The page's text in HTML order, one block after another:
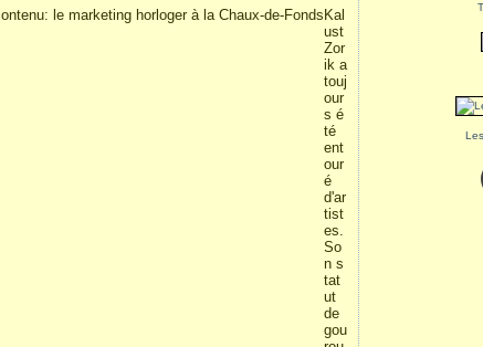
Kal
ust
Zor
ik a
touj
our
s é
té
ent
our
é
d'ar
tist
es.
So
n s
tat
ut
de
gou